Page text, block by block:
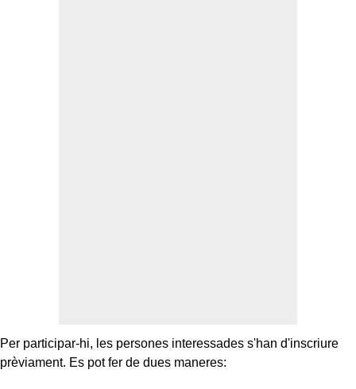
Per participar-hi, les persones interessades s'han d'inscriure
prèviament. Es pot fer de dues maneres: